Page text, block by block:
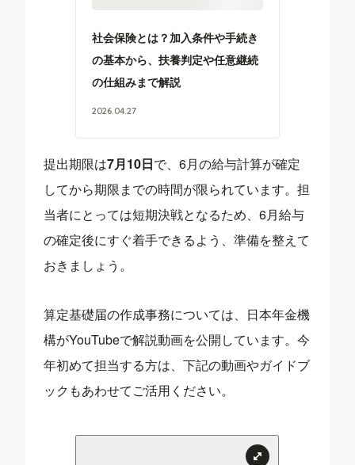
社会保険とは？加入条件や手続き
の基本から、扶養判定や任意継続
の仕組みまで解説
2026 04 .27
提出期限は7月10日で、6月の給与計算が確定
してから期限までの時間が限られています。担
当者にとっては短期決戦となるため、6月給与
の確定後にすぐ着手できるよう、準備を整えて
おきましょう。
算定基礎届の作成事務については、日本年金機
構がYouTubeで解説動画を公開しています。今
年初めて担当する方は、下記の動画やガイドブ
ックもあわせてご活用ください。